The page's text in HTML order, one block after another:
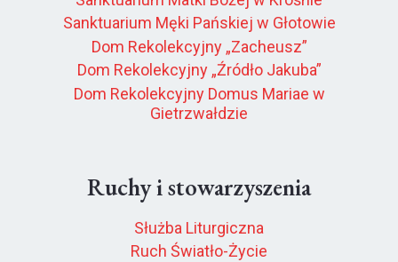
Sanktuarium Męki Pańskiej w Głotowie
Dom Rekolekcyjny „Zacheusz”
Dom Rekolekcyjny „Źródło Jakuba”
Dom Rekolekcyjny Domus Mariae w
Gietrzwałdzie
Ruchy i stowarzyszenia
Służba Liturgiczna
Ruch Światło-Życie